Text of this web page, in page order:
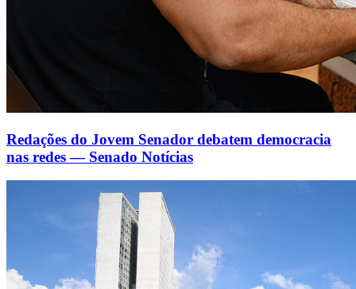
Redações do Jovem Senador debatem democracia
nas redes — Senado Notícias